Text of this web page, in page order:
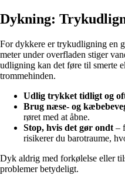
Dykning:
For dykkere er trykudligning en
meter under overfladen stiger
udligning kan det føre til smerte
trommehinden.
Udlig trykket tidligt og
Brug næse- og
røret med at åbne.
Stop, hvis det gør ondt –
risikerer du barotraume,
Dyk aldrig med forkølelse eller
problemer betydeligt.